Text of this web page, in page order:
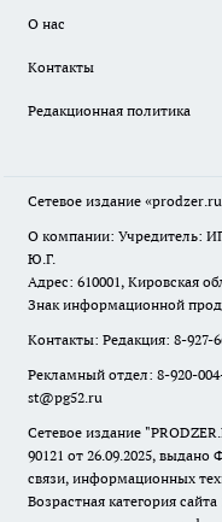
О нас
Контакты
Редакционная политика
Сетевое издание
О компании: Учредитель:
Ю.Г.
Адрес: 610001, Кировская
Знак информационной
Контакты: Редакция: 8-927-
Рекламный отдел: 8-920-
st@pg52.ru
Сетевое издание "
90121 от 26.09.2025,
связи, информационных
Возрастная категория